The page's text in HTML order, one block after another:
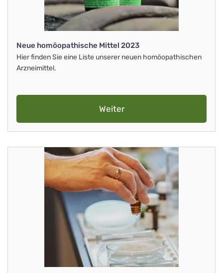
Neue homöopathische Mittel 2023
Hier finden Sie eine Liste unserer neuen homöopathischen
Arzneimittel.
Weiter